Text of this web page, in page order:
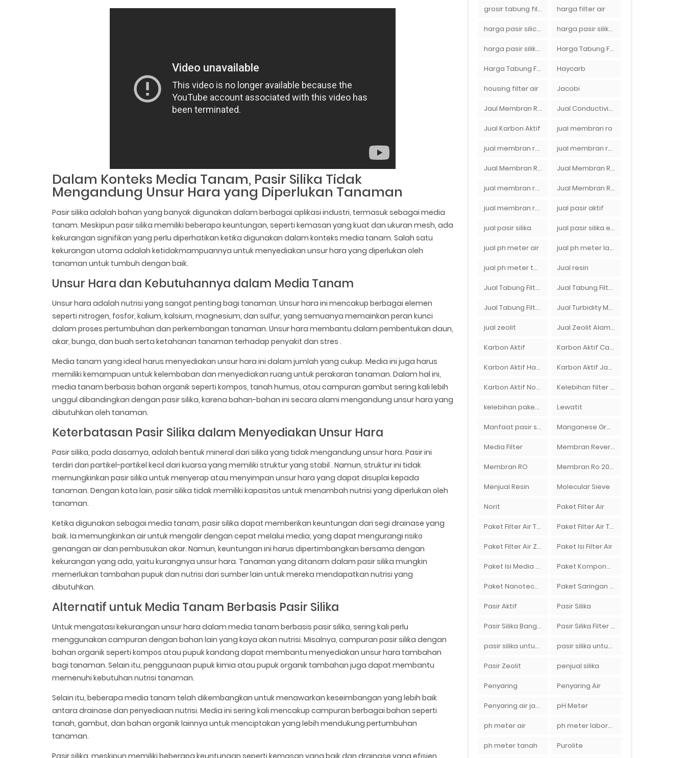
Dalam Konteks Media Tanam, Pasir Silika Tidak
Mengandung Unsur Hara yang Diperlukan Tanaman
Pasir silika adalah bahan yang banyak digunakan dalam berbagai aplikasi industri, termasuk sebagai media
tanam. Meskipun pasir silika memiliki beberapa keuntungan, seperti kemasan yang kuat dan ukuran mesh, ada
kekurangan signifikan yang perlu diperhatikan ketika digunakan dalam konteks media tanam. Salah satu
kekurangan utama adalah ketidakmampuannya untuk menyediakan unsur hara yang diperlukan oleh
tanaman untuk tumbuh dengan baik.
Unsur Hara dan Kebutuhannya dalam Media Tanam
Unsur hara adalah nutrisi yang sangat penting bagi tanaman. Unsur hara ini mencakup berbagai elemen
seperti nitrogen, fosfor, kalium, kalsium, magnesium, dan sulfur, yang semuanya memainkan peran kunci
dalam proses pertumbuhan dan perkembangan tanaman. Unsur hara membantu dalam pembentukan daun,
akar, bunga, dan buah serta ketahanan tanaman terhadap penyakit dan stres .
Media tanam yang ideal harus menyediakan unsur hara ini dalam jumlah yang cukup. Media ini juga harus
memiliki kemampuan untuk kelembaban dan menyediakan ruang untuk perakaran tanaman. Dalam hal ini,
media tanam berbasis bahan organik seperti kompos, tanah humus, atau campuran gambut sering kali lebih
unggul dibandingkan dengan pasir silika, karena bahan-bahan ini secara alami mengandung unsur hara yang
dibutuhkan oleh tanaman.
Keterbatasan Pasir Silika dalam Menyediakan Unsur Hara
Pasir silika, pada dasarnya, adalah bentuk mineral dari silika yang tidak mengandung unsur hara. Pasir ini
terdiri dari partikel-partikel kecil dari kuarsa yang memiliki struktur yang stabil . Namun, struktur ini tidak
memungkinkan pasir silika untuk menyerap atau menyimpan unsur hara yang dapat disuplai kepada
tanaman. Dengan kata lain, pasir silika tidak memiliki kapasitas untuk menambah nutrisi yang diperlukan oleh
tanaman.
Ketika digunakan sebagai media tanam, pasir silika dapat memberikan keuntungan dari segi drainase yang
baik. Ia memungkinkan air untuk mengalir dengan cepat melalui media, yang dapat mengurangi risiko
genangan air dan pembusukan akar. Namun, keuntungan ini harus dipertimbangkan bersama dengan
kekurangan yang ada, yaitu kurangnya unsur hara. Tanaman yang ditanam dalam pasir silika mungkin
memerlukan tambahan pupuk dan nutrisi dari sumber lain untuk mereka mendapatkan nutrisi yang
dibutuhkan.
Alternatif untuk Media Tanam Berbasis Pasir Silika
Untuk mengatasi kekurangan unsur hara dalam media tanam berbasis pasir silika, sering kali perlu
menggunakan campuran dengan bahan lain yang kaya akan nutrisi. Misalnya, campuran pasir silika dengan
bahan organik seperti kompos atau pupuk kandang dapat membantu menyediakan unsur hara tambahan
bagi tanaman. Selain itu, penggunaan pupuk kimia atau pupuk organik tambahan juga dapat membantu
memenuhi kebutuhan nutrisi tanaman.
Selain itu, beberapa media tanam telah dikembangkan untuk menawarkan keseimbangan yang lebih baik
antara drainase dan penyediaan nutrisi. Media ini sering kali mencakup campuran berbagai bahan seperti
tanah, gambut, dan bahan organik lainnya untuk menciptakan yang lebih mendukung pertumbuhan
tanaman.
grosir tabung filter air harga filter air
harga pasir silica per ton per kg harga pasir silika per ton per kg
harga pasir silika putih Harga Tabung Filter 1054
Harga Tabung Filter Air Sumur Haycarb
housing filter air Jacobi
Jaul Membran Ro 2000 GPD Harga Murah Jual Conductivity Meter Lutron
Jual Karbon Aktif jual membran ro
jual membran ro 2000 gpd murah jual membran ro di bandung
Jual Membran RO Di Jakarta Selatan Jual Membran RO Di Lampung
jual membran ro di surabaya Jual Membran Ro Murah : 082140002080
jual membran ro murah surabaya jual pasir aktif
jual pasir silika jual pasir silika eceran
jual ph meter air jual ph meter laboratorium
jual ph meter tanah Jual resin
Jual Tabung Filter Air Jual Tabung Filter Air Murah
Jual Tabung Filter Air Surabaya Jual Turbidity Meter Harga Murah Di Sulawesi
jual zeolit Jual Zeolit Alam Murah Di Surabaya
Karbon Aktif Karbon Aktif Calgon
Karbon Aktif Haycarb Karbon Aktif Jacobi
Karbon Aktif Norit Kelebihan filter air Ady Water untuk menyaring air sumur bor di rumah"
kelebihan paket filter air Ady Water Lewatit
Manfaat pasir silika bagi kehidupan Manganese Greensand Plus
Media Filter Membran Reverse Osmosis
Membran RO Membran Ro 2000 GPD
Menjual Resin Molecular Sieve
Norit Paket Filter Air
Paket Filter Air Tanah Paket Filter Air Tinggal Pasang
Paket Filter Air Zat Besi Tinggi Paket Isi Filter Air
Paket Isi Media Filter Air Paket Komponen Bahan Filter Air
Paket Nanotech Filter Air Paket Saringan Filter Air
Pasir Aktif Pasir Silika
Pasir Silika Bangka Pasir Silika Filter Air
pasir silika untuk boiler pasir silika untuk filter air
Pasir Zeolit penjual silika
Penyaring Penyaring Air
Penyaring air jakarta pH Meter
ph meter air ph meter laboratorium
ph meter tanah Purolite